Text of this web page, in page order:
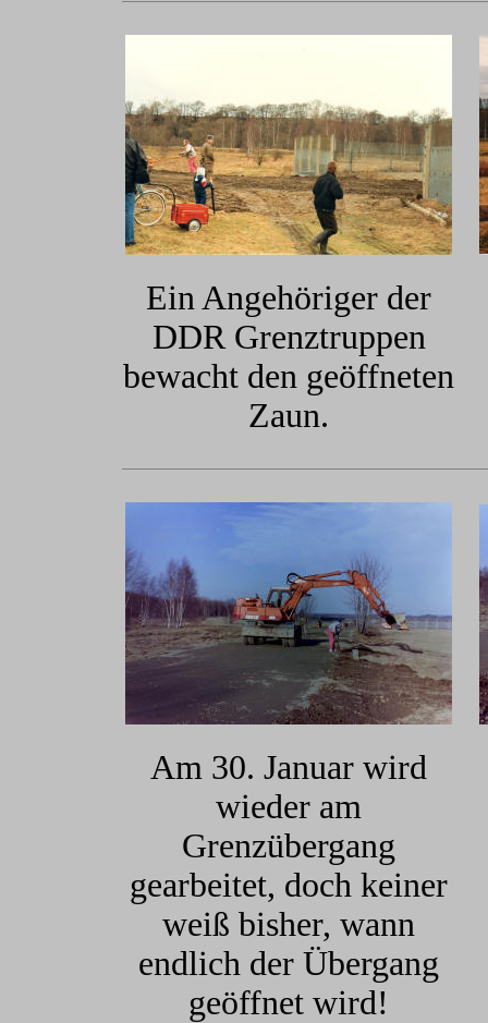
Ein Angehöriger der
DDR Grenztruppen
bewacht den geöffneten
Zaun.
Am 30. Januar wird
wieder am
Grenzübergang
gearbeitet, doch keiner
weiß bisher, wann
endlich der Übergang
geöffnet wird!